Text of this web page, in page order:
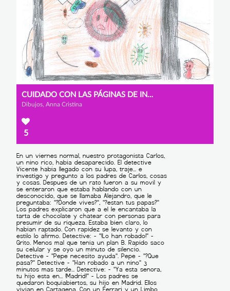
CUIDADO CON LAS PÁGINAS DE INTERNET
Dibujos, Anna Cristina
5